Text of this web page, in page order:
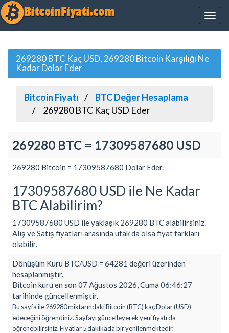
269280 BTC Kaç USD, 269280 Bitcoin Karşılığı Ne
Kadar Dolar Eder
Bitcoin Fiyatı
BTC Değer Hesaplama
269280 BTC Kaç USD Eder
269280 BTC = 17309587680 USD
269280 Bitcoin = 17309587680 Dolar Eder.
17309587680 USD ile Ne Kadar
BTC Alabilirim?
17309587680 USD ile yaklaşık 269280 BTC alabilirsiniz.
Alış ve Satış fiyatları arasında ufak da olsa fiyat farkları
olabilir.
Dönüşüm Kuru BTC/USD = 64281 değeri üzerinden
hesaplanmıştır.
Bitcoin kuru en son 07 Ağustos 2026, Cuma 06:46:27
tarihinde güncellenmiştir.
Bu sayfa ile 269280 miktarındaki Bitcoin (BTC) kaç Dolar (USD)
edeceğini öğrendiniz. Sayfayı güncelleyerek yeni fiyatı da
öğrenebilirsiniz. Fiyatlar 5 dakikada bir yenilenmektedir.